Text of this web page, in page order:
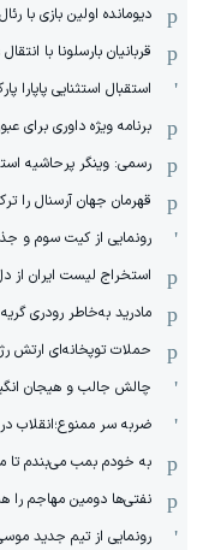
دیومانده اولین بازی با
قربانیان بارسلونا با
استقبال استثنایی پاپارا
برنامه ویژه داوری برای عبور از
رسمی: وینگر پرحاشیه
قهرمان جهان آرسنال را
رونمایی از کیت سوم و
استخراج لیست ایران از
مادرید به‌خاطر رودری
حملات توپخانه‌ای ارتش
چالش جالب و هیجان انگیز
ضربه سر ممنوع؛انقلاب
به خودم بمب می‌بندم تا
نفتی‌ها دومین مهاجم را
رونمایی از تیم جدید